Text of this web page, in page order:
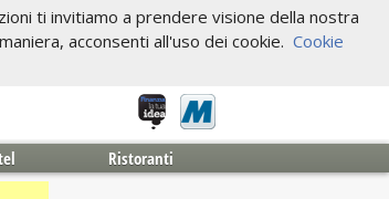
ti invitiamo a prendere visione della nostra
acconsenti all'uso dei cookie. Cookie
Ristoranti